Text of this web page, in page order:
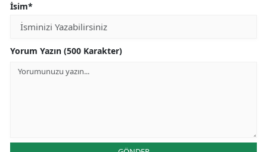
İsim*
Yorum Yazın (500 Karakter)